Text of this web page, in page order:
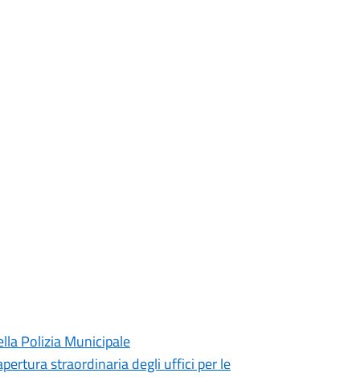
Polizia Municipale
straordinaria degli uffici per le